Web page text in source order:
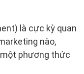
là cực kỳ quan
nào,
phương thức